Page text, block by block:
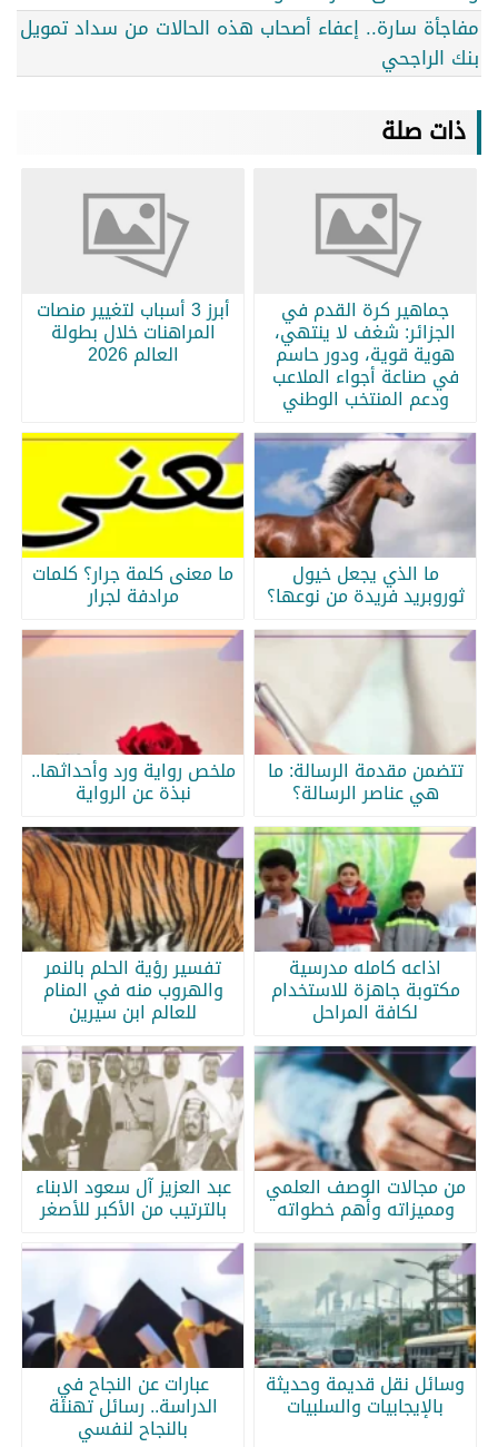
مفاجأة سارة.. إعفاء أصحاب هذه الحالات من سداد تمويل
بنك الراجحي
ذات صلة
جماهير كرة القدم في
الجزائر: شغف لا ينتهي،
هوية قوية، ودور حاسم
في صناعة أجواء الملاعب
ودعم المنتخب الوطني
أبرز 3 أسباب لتغيير منصات
المراهنات خلال بطولة
العالم 2026
ما الذي يجعل خيول
ثوروبريد فريدة من نوعها؟
ما معنى كلمة جرار؟ كلمات
مرادفة لجرار
تتضمن مقدمة الرسالة: ما
هي عناصر الرسالة؟
ملخص رواية ورد وأحداثها..
نبذة عن الرواية
اذاعه كامله مدرسية
مكتوبة جاهزة للاستخدام
لكافة المراحل
تفسير رؤية الحلم بالنمر
والهروب منه في المنام
للعالم ابن سيرين
من مجالات الوصف العلمي
ومميزاته وأهم خطواته
عبد العزيز آل سعود الابناء
بالترتيب من الأكبر للأصغر
وسائل نقل قديمة وحديثة
بالإيجابيات والسلبيات
عبارات عن النجاح في
الدراسة.. رسائل تهنئة
بالنجاح لنفسي